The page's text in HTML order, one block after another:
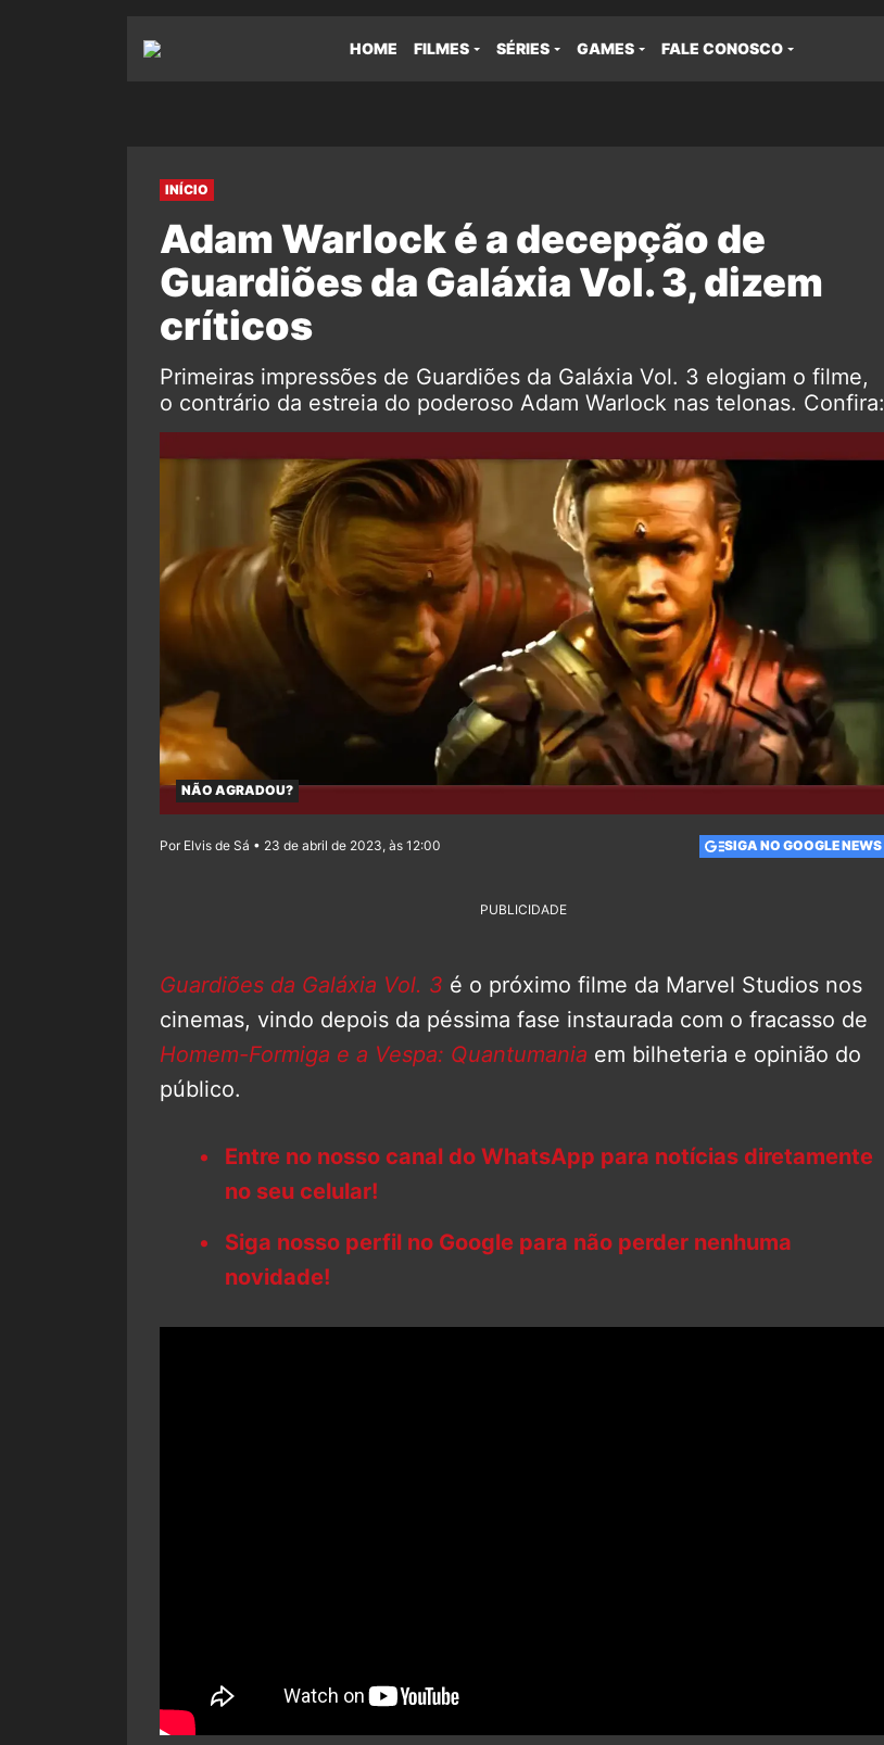
HOME FILMES SÉRIES GAMES FALE CONOSCO
INÍCIO
Adam Warlock é a decepção de
Guardiões da Galáxia Vol. 3, dizem
críticos
Primeiras impressões de Guardiões da Galáxia Vol. 3 elogiam o filme,
o contrário da estreia do poderoso Adam Warlock nas telonas. Confira:
NÃO AGRADOU?
Por Elvis de Sá • 23 de abril de 2023, às 12:00 SIGA NO GOOGLE NEWS
PUBLICIDADE
Guardiões da Galáxia Vol. 3 é o próximo filme da Marvel Studios nos
cinemas, vindo depois da péssima fase instaurada com o fracasso de
Homem-Formiga e a Vespa: Quantumania em bilheteria e opinião do
público.
Entre no nosso canal do WhatsApp para notícias diretamente
no seu celular!
Siga nosso perfil no Google para não perder nenhuma
novidade!